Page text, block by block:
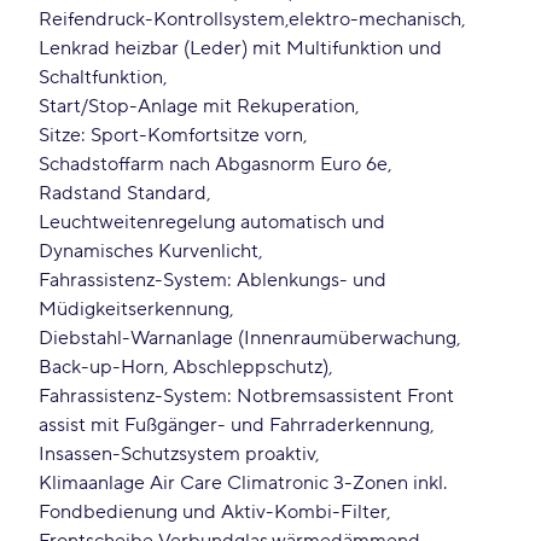
Reifendruck-Kontrollsystem elektro-mechanisch
Lenkrad heizbar (Leder) mit Multifunktion und
Schaltfunktion
Start/Stop-Anlage mit Rekuperation
Sitze: Sport-Komfortsitze vorn
Schadstoffarm nach Abgasnorm Euro 6e
Radstand Standard
Leuchtweitenregelung automatisch und
Dynamisches Kurvenlicht
Fahrassistenz-System: Ablenkungs- und
Müdigkeitserkennung
Diebstahl-Warnanlage (Innenraumüberwachung,
Back-up-Horn, Abschleppschutz)
Fahrassistenz-System: Notbremsassistent Front
assist mit Fußgänger- und Fahrraderkennung
Insassen-Schutzsystem proaktiv
Klimaanlage Air Care Climatronic 3-Zonen inkl.
Fondbedienung und Aktiv-Kombi-Filter